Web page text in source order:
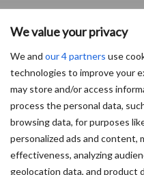
We value your privacy
We and our 4 partners use
technologies to improve your
may store and/or access
process the personal data,
browsing data, for purposes
personalized ads and content,
effectiveness, analyzing
geolocation data, and product
staat opnieuw
De twee Lbv-
...Lees meer